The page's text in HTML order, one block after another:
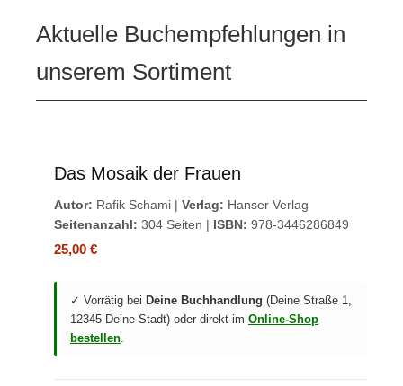
Aktuelle Buchempfehlungen in
unserem Sortiment
Das Mosaik der Frauen
Autor: Rafik Schami | Verlag: Hanser Verlag
Seitenanzahl: 304 Seiten | ISBN: 978-3446286849
25,00 €
✓ Vorrätig bei Deine Buchhandlung (Deine Straße 1,
12345 Deine Stadt) oder direkt im Online-Shop
bestellen.